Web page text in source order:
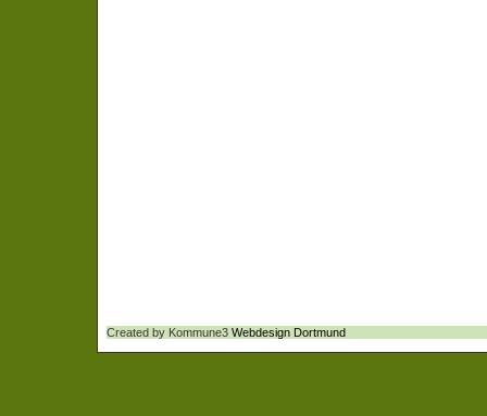
Created by Kommune3 Webdesign Dortmund